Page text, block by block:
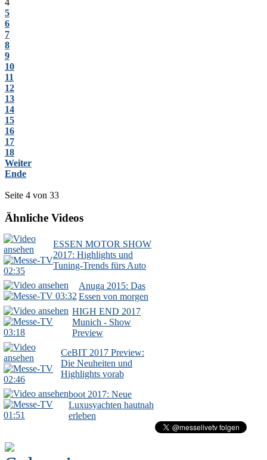
5
6
7
8
9
10
11
12
13
14
15
16
17
18
Weiter
Ende
Seite 4 von 33
Ähnliche Videos
02:35
ESSEN MOTOR SHOW
2017: Highlights und
Tuning-Trends fürs Auto
03:32
Anuga 2015: Das
Essen von morgen
03:18
HIGH END 2017
Munich - Show
Preview
02:46
CeBIT 2017 Preview:
Die Neuheiten und
Highlights vorab
01:51
boot 2017: Neue
Luxusyachten hautnah
erleben